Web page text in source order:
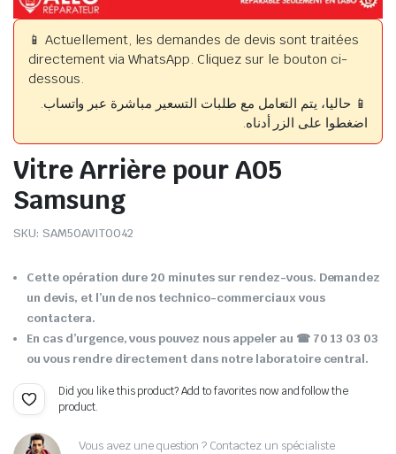
📱 Actuellement, les demandes de devis sont traitées
directement via WhatsApp. Cliquez sur le bouton ci-
dessous.
📱 حاليا، يتم التعامل مع طلبات التسعير مباشرة عبر واتساب.
اضغطوا على الزر أدناه.
Vitre Arrière pour A05
Samsung
SKU: SAM50AVIT0042
Cette opération dure 20 minutes sur rendez-vous. Demandez
un devis, et l’un de nos technico-commerciaux vous
contactera.
En cas d’urgence, vous pouvez nous appeler au ☎ 70 13 03 03
ou vous rendre directement dans notre laboratoire central.
Did you like this product? Add to favorites now and follow the
product.
Vous avez une question ? Contactez un spécialiste